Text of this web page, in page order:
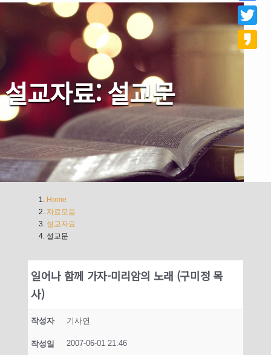
설교자료: 설교문
Home
자료모음
설교자료
설교문
일어나 함께 가자-미리암의 노래 (구미정 목
사)
작성자 기사연
작성일 2007-06-01 21:46
Twitter